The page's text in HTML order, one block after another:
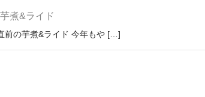
煮&ライド
前の芋煮&ライド 今年もや […]